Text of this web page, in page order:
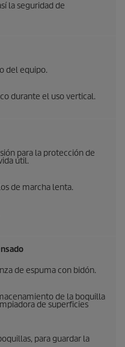
la seguridad de
del equipo.
durante el uso vertical.
para la protección de
útil.
de marcha lenta.
de espuma con bidón.
de la boquilla
de superficies
para guardar la